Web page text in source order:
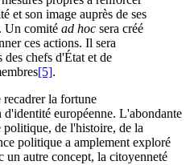
et son image auprès de ses
Un comité ad hoc sera créé
ces actions. Il sera
des chefs d'État et de
[5].
recadrer la fortune
européenne. L'abondante
de l'histoire, de la
politique a amplement exploré
un autre concept, la citoyenneté